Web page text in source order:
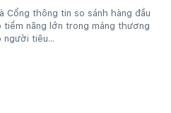
Cổng thông tin so sánh hàng đầu
tiềm năng lớn trong mảng thương
người tiêu...